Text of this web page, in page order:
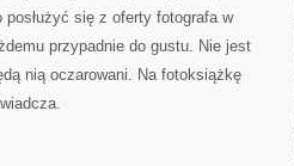
się z oferty fotografa w
przypadnie do gustu. Nie jest
nią oczarowani. Na fotoksiążkę